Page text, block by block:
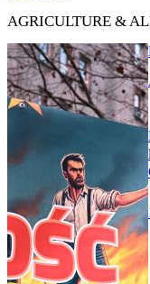
AGRICULTURE &